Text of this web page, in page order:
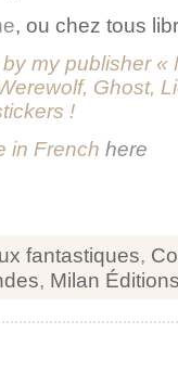
, ou chez tous
my publisher «
Ghost,
!
in French here
fantastiques,
, Milan